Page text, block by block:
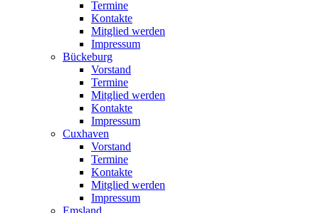
Termine
Kontakte
Mitglied werden
Impressum
Bückeburg
Vorstand
Termine
Mitglied werden
Kontakte
Impressum
Cuxhaven
Vorstand
Termine
Kontakte
Mitglied werden
Impressum
Emsland